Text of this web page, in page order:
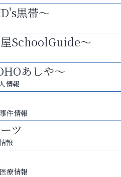
黒帯～
SchoolGuide～
あしや～
情報
件情報
ツ
報
療情報